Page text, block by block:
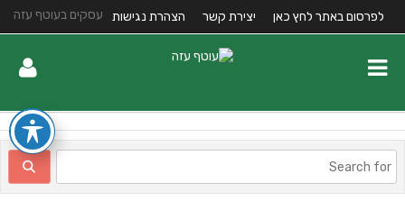
עסקים בעוטף עזה לפרסום באתר לחץ כאן יצירת קשר הצהרת נגישות